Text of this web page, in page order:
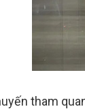
tham